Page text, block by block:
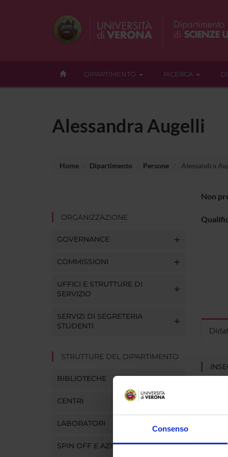
Consenso
DIPARTIMENTO RICERCA
Alessandra Augelli
Home Dipartimento Persone Alessandra
ORGANIZZAZIONE
GOVERNANCE
COMMISSIONI
UFFICI E STRUTTURE DI
SERVIZIO
SERVIZI DI SEGRETERIA
STUDENTI
STRUTTURE DEL DIPARTIMENTO
BIBLIOTECHE
CENTRI
LABORATORI
SPIN OFF E AZIENDE
Non